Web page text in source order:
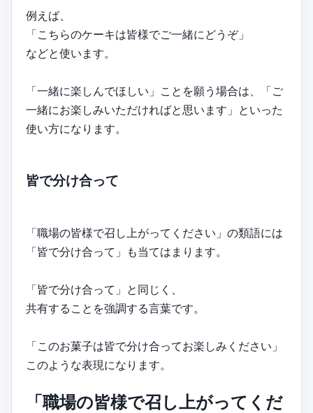
例えば、
「こちらのケーキは皆様でご一緒にどうぞ」
などと使います。
「一緒に楽しんでほしい」ことを願う場合は、「ご
一緒にお楽しみいただければと思います」といった
使い方になります。
皆で分け合って
「職場の皆様で召し上がってください」の類語には
「皆で分け合って」も当てはまります。
「皆で分け合って」と同じく、
共有することを強調する言葉です。
「このお菓子は皆で分け合ってお楽しみください」
このような表現になります。
「職場の皆様で召し上がってくだ